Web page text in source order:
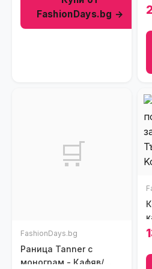
FashionDays.bg →
🛒
FashionDays.bg
Раница Tanner с
монограм - Кафяв/